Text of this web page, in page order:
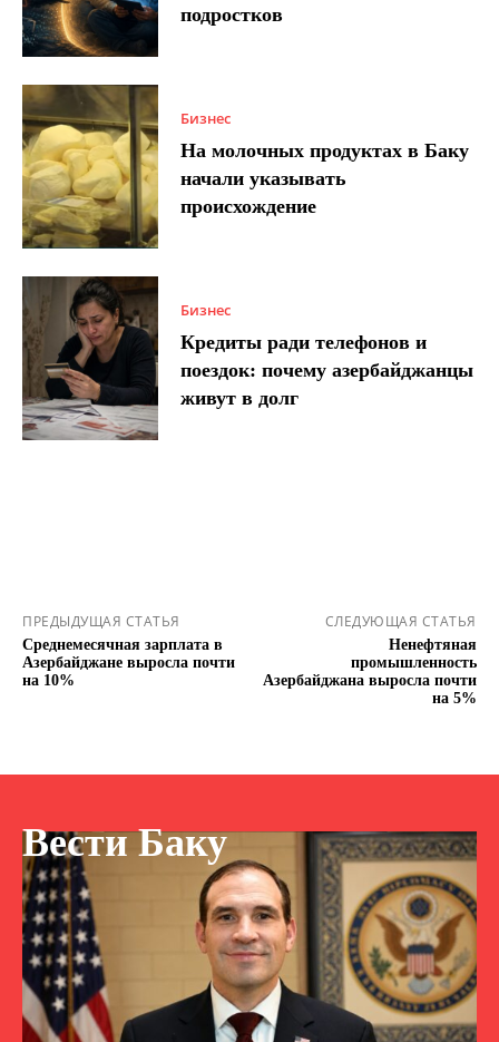
подростков
Бизнес
На молочных продуктах в Баку
начали указывать
происхождение
Бизнес
Кредиты ради телефонов и
поездок: почему азербайджанцы
живут в долг
ПРЕДЫДУЩАЯ СТАТЬЯ
Среднемесячная зарплата в
Азербайджане выросла почти
на 10%
СЛЕДУЮЩАЯ СТАТЬЯ
Ненефтяная
промышленность
Азербайджана выросла почти
на 5%
Вести Баку